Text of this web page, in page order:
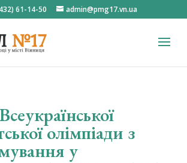
61-14-50 admin@pmg17.vn.ua
олімпіади з
у